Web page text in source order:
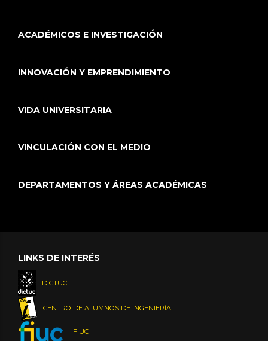
ACADÉMICOS E INVESTIGACIÓN
INNOVACIÓN Y EMPRENDIMIENTO
VIDA UNIVERSITARIA
VINCULACIÓN CON EL MEDIO
DEPARTAMENTOS Y ÁREAS ACADÉMICAS
LINKS DE INTERÉS
DICTUC
CENTRO DE ALUMNOS DE INGENIERÍA
FIUC